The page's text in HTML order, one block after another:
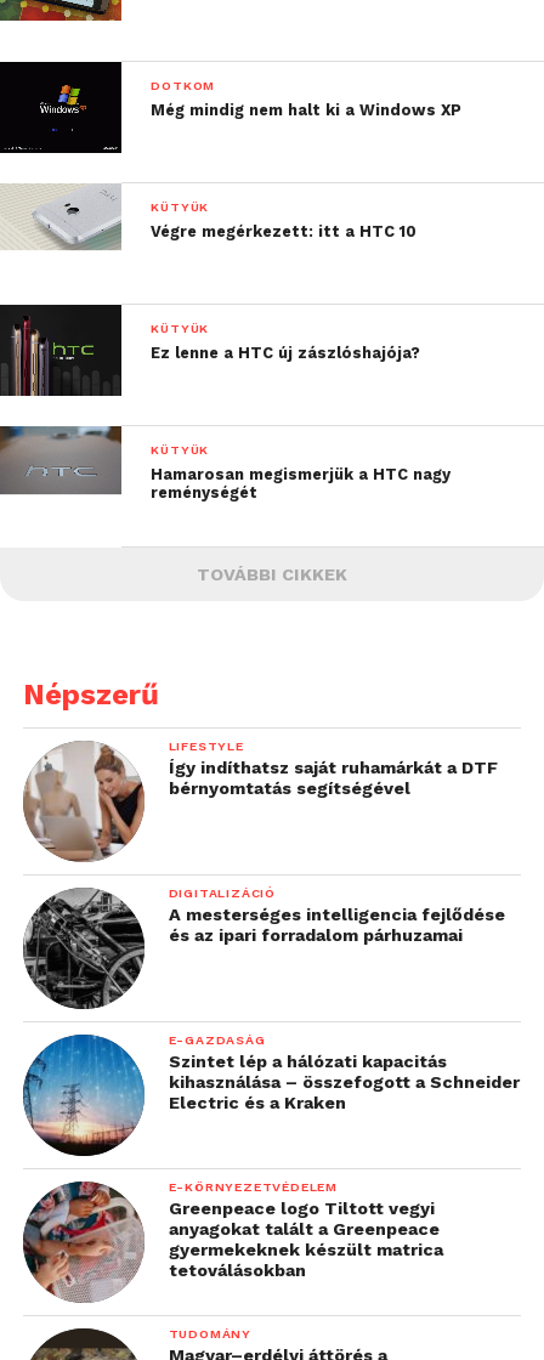
DOTKOM
Még mindig nem halt ki a Windows XP
KÜTYÜK
Végre megérkezett: itt a HTC 10
KÜTYÜK
Ez lenne a HTC új zászlóshajója?
KÜTYÜK
Hamarosan megismerjük a HTC nagy
reménységét
TOVÁBBI CIKKEK
Népszerű
LIFESTYLE
Így indíthatsz saját ruhamárkát a DTF
bérnyomtatás segítségével
DIGITALIZÁCIÓ
A mesterséges intelligencia fejlődése
és az ipari forradalom párhuzamai
E-GAZDASÁG
Szintet lép a hálózati kapacitás
kihasználása – összefogott a Schneider
Electric és a Kraken
E-KÖRNYEZETVÉDELEM
Greenpeace logo Tiltott vegyi
anyagokat talált a Greenpeace
gyermekeknek készült matrica
tetoválásokban
TUDOMÁNY
Magyar–erdélyi áttörés a